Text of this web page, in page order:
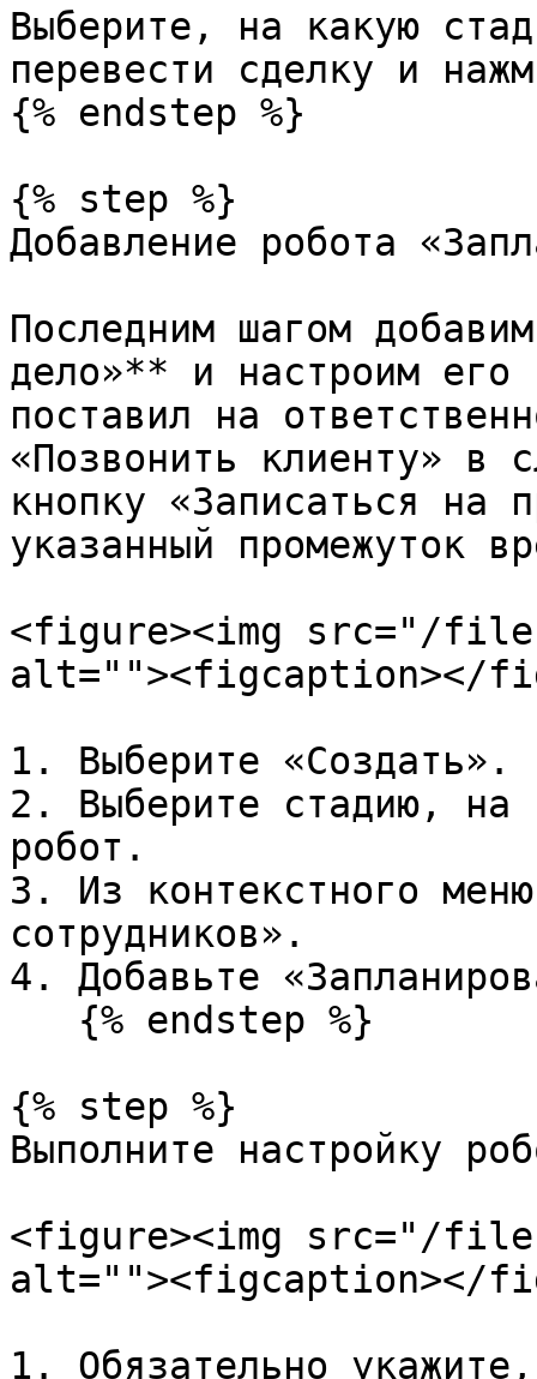
Выберите, на какую
перевести сделку и
{% endstep %}
{% step %}
Добавление робота
Последним шагом
дело»** и настроим его
поставил на
«Позвонить клиенту» в
кнопку «Записаться на
указанный промежуток
<figure><img src="/
alt=""><figcaption></
1. Выберите «Создать».
2. Выберите стадию, на
робот.
3. Из контекстного
сотрудников».
4. Добавьте
{% step %}
Выполните настройку
<figure><img src="/files/
alt=""><figcaption></
1. Обязательно